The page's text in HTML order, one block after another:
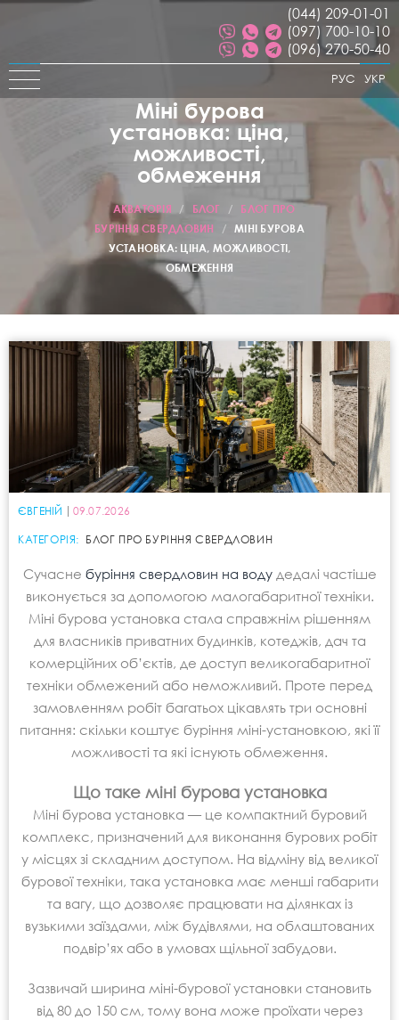
(044) 209-01-01
(097) 700-10-10
(096) 270-50-40
УКР
РУС
Міні бурова
установка: ціна,
можливості,
обмеження
АКВАТОРІЯ / БЛОГ /
БЛОГ ПРО
БУРІННЯ СВЕРДЛОВИН
/
МІНІ БУРОВА
УСТАНОВКА: ЦІНА, МОЖЛИВОСТІ,
ОБМЕЖЕННЯ
ЄВГЕНІЙ 09.07.2026
КАТЕГОРІЯ: БЛОГ ПРО БУРІННЯ СВЕРДЛОВИН
Сучасне буріння свердловин на водудедалі частіше
виконується за допомогою малогабаритної техніки.
Міні бурова установка стала справжнім рішенням
для власників приватних будинків, котеджів, дач та
комерційних об’єктів, де доступ великогабаритної
техніки обмежений або неможливий. Проте перед
замовленням робіт багатьох цікавлять три основні
питання: скільки коштує буріння міні-установкою, які її
можливості та які існують обмеження.
Що таке міні бурова установка
Міні бурова установка — це компактний буровий
комплекс, призначений для виконання бурових робіт
у місцях зі складним доступом. На відміну від великої
бурової техніки, така установка має менші габарити
та вагу, що дозволяє працювати на ділянках із
вузькими заїздами, між будівлями, на облаштованих
подвір’ях або в умовах щільної забудови.
Зазвичай ширина міні-бурової установки становить
від 80 до 150 см, тому вона може проїхати через